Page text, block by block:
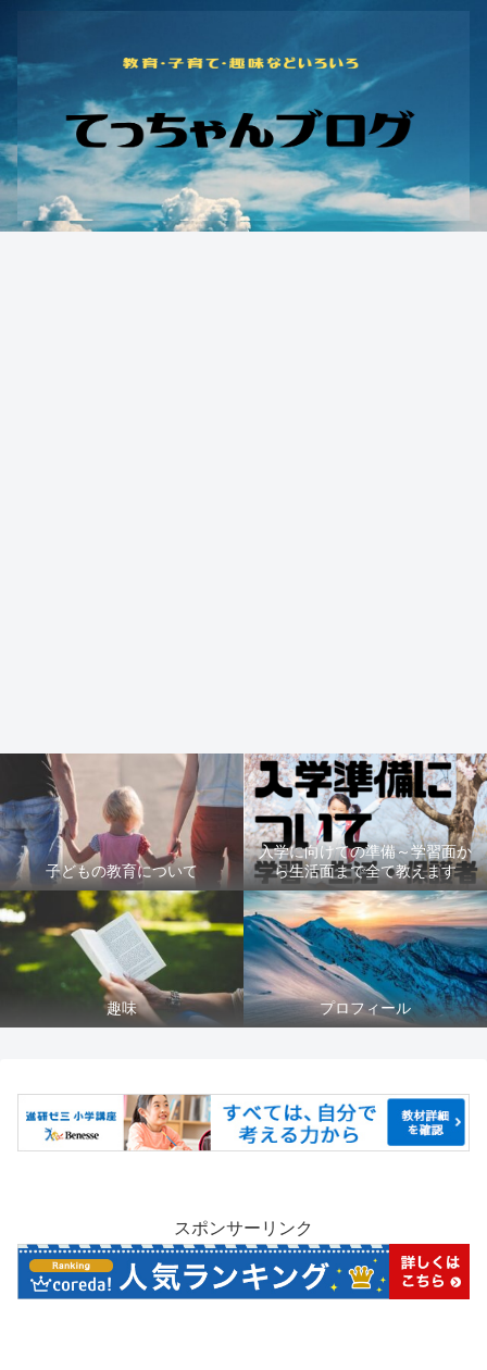
子どもの教育について
入学に向けての準備～学習面か
ら生活面まで全て教えます
趣味 プロフィール
スポンサーリンク